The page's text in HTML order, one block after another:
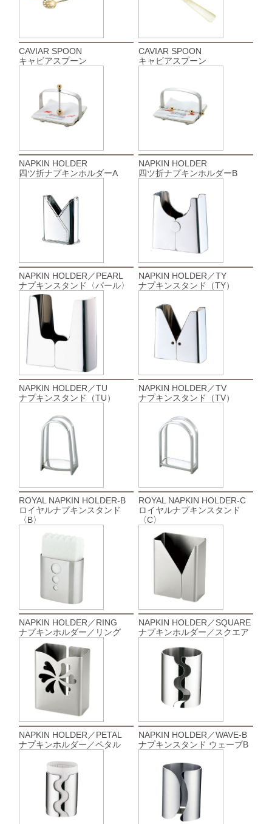
CAVIAR SPOON
キャビアスプーン
CAVIAR SPOON
キャビアスプーン
NAPKIN HOLDER
四ツ折ナプキンホルダーA
NAPKIN HOLDER
四ツ折ナプキンホルダーB
NAPKIN HOLDER／PEARL
ナプキンスタンド〈パール〉
NAPKIN HOLDER／TY
ナプキンスタンド（TY）
NAPKIN HOLDER／TU
ナプキンスタンド（TU）
NAPKIN HOLDER／TV
ナプキンスタンド（TV）
ROYAL NAPKIN HOLDER-B
ロイヤルナプキンスタンド
〈B〉
ROYAL NAPKIN HOLDER-C
ロイヤルナプキンスタンド
〈C〉
NAPKIN HOLDER／RING
ナプキンホルダー／リング
NAPKIN HOLDER／SQUARE
ナプキンホルダー／スクエア
NAPKIN HOLDER／PETAL
ナプキンホルダー／ペタル
NAPKIN HOLDER／WAVE-B
ナプキンスタンド ウェーブB